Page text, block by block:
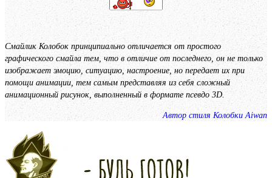
Смайлик Колобок принципиально отличается от простого
графического смайла тем, что в отличие от последнего, он не только
изображает эмоцию, ситуацию, настроение, но передает их при
помощи анимации, тем самым представляя из себя сложный
анимационный рисунок, выполненный в формате псевдо 3D.
Автор стиля Колобки Aiwan